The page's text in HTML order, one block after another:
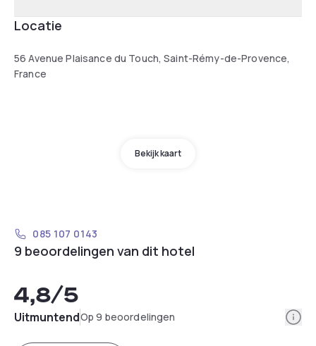
Locatie
56 Avenue Plaisance du Touch, Saint-Rémy-de-Provence,
France
Bekijk kaart
085 107 0143
9 beoordelingen van dit hotel
4,8/5
UitmuntendOp 9 beoordelingen